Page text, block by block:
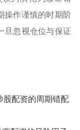
操作谨慎的时期阶
旦忽视仓位与保证
股配资的周期错配